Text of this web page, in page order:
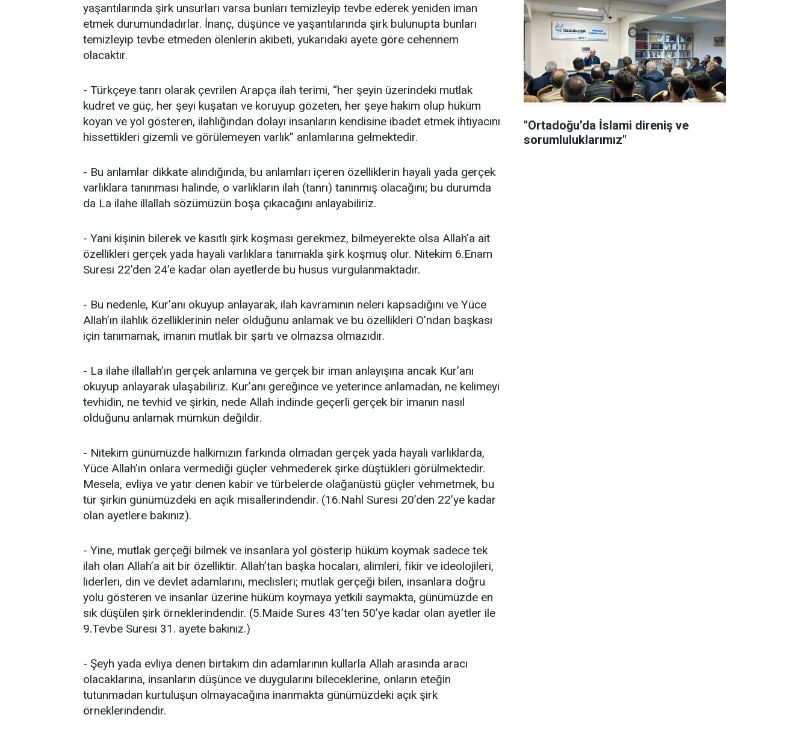
yaşantılarında şirk unsurları varsa bunları temizleyip tevbe ederek yeniden iman
etmek durumundadırlar. İnanç, düşünce ve yaşantılarında şirk bulunupta bunları
temizleyip tevbe etmeden ölenlerin akibeti, yukarıdaki ayete göre cehennem
olacaktır.
- Türkçeye tanrı olarak çevrilen Arapça ilah terimi, “her şeyin üzerindeki mutlak
kudret ve güç, her şeyi kuşatan ve koruyup gözeten, her şeye hakim olup hüküm
koyan ve yol gösteren, ilahlığından dolayı insanların kendisine ibadet etmek ihtiyacını
hissettikleri gizemli ve görülemeyen varlık” anlamlarına gelmektedir.
- Bu anlamlar dikkate alındığında, bu anlamları içeren özelliklerin hayali yada gerçek
varlıklara tanınması halinde, o varlıkların ilah (tanrı) tanınmış olacağını; bu durumda
da La ilahe illallah sözümüzün boşa çıkacağını anlayabiliriz.
- Yani kişinin bilerek ve kasıtlı şirk koşması gerekmez, bilmeyerekte olsa Allah’a ait
özellikleri gerçek yada hayali varlıklara tanımakla şirk koşmuş olur. Nitekim 6.Enam
Suresi 22’den 24’e kadar olan ayetlerde bu husus vurgulanmaktadır.
- Bu nedenle, Kur’anı okuyup anlayarak, ilah kavramının neleri kapsadığını ve Yüce
Allah’ın ilahlık özelliklerinin neler olduğunu anlamak ve bu özellikleri O’ndan başkası
için tanımamak, imanın mutlak bir şartı ve olmazsa olmazıdır.
- La ilahe illallah’ın gerçek anlamına ve gerçek bir iman anlayışına ancak Kur’anı
okuyup anlayarak ulaşabiliriz. Kur’anı gereğince ve yeterince anlamadan, ne kelimeyi
tevhidin, ne tevhid ve şirkin, nede Allah indinde geçerli gerçek bir imanın nasıl
olduğunu anlamak mümkün değildir.
- Nitekim günümüzde halkımızın farkında olmadan gerçek yada hayali varlıklarda,
Yüce Allah’ın onlara vermediği güçler vehmederek şirke düştükleri görülmektedir.
Mesela, evliya ve yatır denen kabir ve türbelerde olağanüstü güçler vehmetmek, bu
tür şirkin günümüzdeki en açık misallerindendir. (16.Nahl Suresi 20’den 22’ye kadar
olan ayetlere bakınız).
- Yine, mutlak gerçeği bilmek ve insanlara yol gösterip hüküm koymak sadece tek
ilah olan Allah’a ait bir özelliktir. Allah’tan başka hocaları, alimleri, fikir ve ideolojileri,
liderleri, din ve devlet adamlarını, meclisleri; mutlak gerçeği bilen, insanlara doğru
yolu gösteren ve insanlar üzerine hüküm koymaya yetkili saymakta, günümüzde en
sık düşülen şirk örneklerindendir. (5.Maide Sures 43’ten 50’ye kadar olan ayetler ile
9.Tevbe Suresi 31. ayete bakınız.)
- Şeyh yada evliya denen birtakım din adamlarının kullarla Allah arasında aracı
olacaklarına, insanların düşünce ve duygularını bileceklerine, onların eteğin
tutunmadan kurtuluşun olmayacağına inanmakta günümüzdeki açık şirk
örneklerindendir.
"Ortadoğu’da İslami direniş ve
sorumluluklarımız"